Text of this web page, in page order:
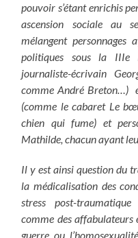
pouvoir s’étant enrichis
ascension sociale au
mélangentpersonnages
politiques sous la IIIe
journaliste-écrivain
comme André Breton…)
(comme le cabaret Le
chien qui fume) et
Mathilde, chacun ayant
Il y est ainsi question du
la médicalisation des
stress post-
comme des
guerre ou